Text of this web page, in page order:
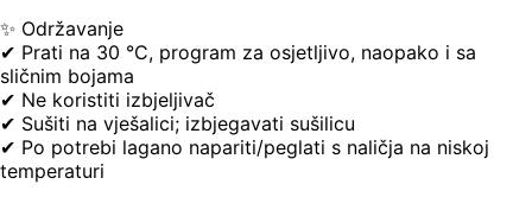
✨ Održavanje
✔ Prati na 30 °C, program za osjetljivo, naopako i sa
sličnim bojama
✔ Ne koristiti izbjeljivač
✔ Sušiti na vješalici; izbjegavati sušilicu
✔ Po potrebi lagano napariti/peglati s naličja na niskoj
temperaturi